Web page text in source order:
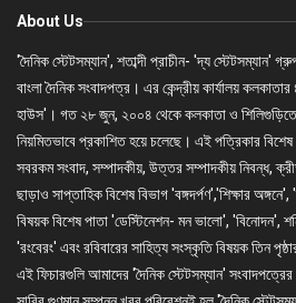
About Us
'দৈনিক স্টেটসম্যান', শতাব্দী প্রাচীন- 'দ্য স্টেটসম্যান'
বাংলা দৈনিক সংবাদপত্র। এর কেন্দ্রীয় কার্যালয়
হাউস'। গত ২৮ জুন, ২০০৪ থেকে কলকাতা ও শিলিগুড়িতে
নিয়মিতভাবে প্রকাশিত হয়ে চলেছে। এই পত্রিকার
সবরকম সংবাদ, সম্পাদকীয়, উত্তর সম্পাদকীয় নিবন্ধ,
ছাড়াও সাপ্তাহিক বিশেষ বিভাগ 'বঙ্গদর্পণ','শিক্ষার
বিষয়ক বিশেষ পাতা 'ডেস্টিনেশন- মন ভালো', 'বিনোদন',
'রংবেরং' এবং রবিবারের সাহিত্য সংস্কৃতি বিষয়ক তিন
এই ফিচারগুলি আমাদের 'দৈনিক স্টেটসম্যান'